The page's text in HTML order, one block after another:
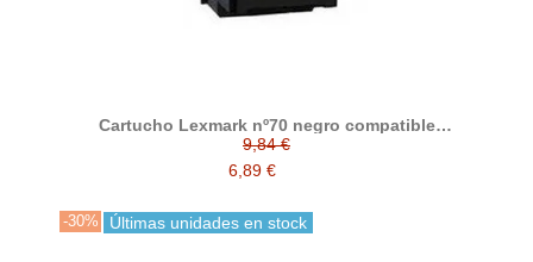
Cartucho Lexmark nº70 negro compatible
012AX970E
9,84 €
6,89 €
-30% Últimas unidades en stock